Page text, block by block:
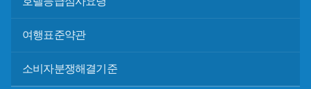
여행표준약관
소비자분쟁해결기준